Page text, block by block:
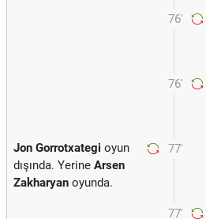
76'
76'
77'
Jon Gorrotxategi oyun
dışında. Yerine Arsen
Zakharyan oyunda.
77'